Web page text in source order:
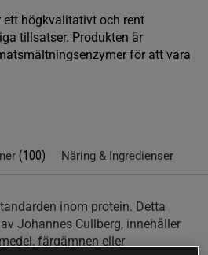
ett högkvalitativt och rent
tillsatser. Produkten är
för att vara
(100) Näring & Ingredienser
inom protein. Detta
Johannes Cullberg, innehåller
färgämnen eller